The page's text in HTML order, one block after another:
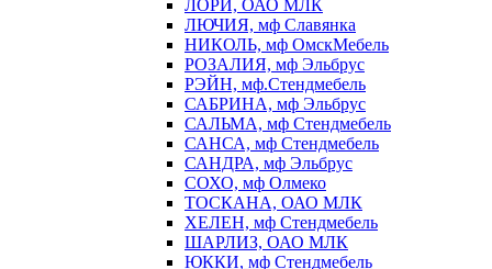
ЛОРИ, ОАО МЛК
ЛЮЧИЯ, мф Славянка
НИКОЛЬ, мф ОмскМебель
РОЗАЛИЯ, мф Эльбрус
РЭЙН, мф.Стендмебель
САБРИНА, мф Эльбрус
САЛЬМА, мф Стендмебель
САНСА, мф Стендмебель
САНДРА, мф Эльбрус
СОХО, мф Олмеко
ТОСКАНА, ОАО МЛК
ХЕЛЕН, мф Стендмебель
ШАРЛИЗ, ОАО МЛК
ЮККИ, мф Стендмебель